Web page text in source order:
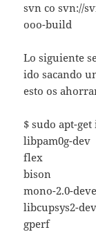
svn co svn://
ooo-build
Lo siguiente
ido sacando
esto os
$ sudo apt-
libpam0g-dev
flex
bison
mono-2.0-
libcupsys2-dev
gperf